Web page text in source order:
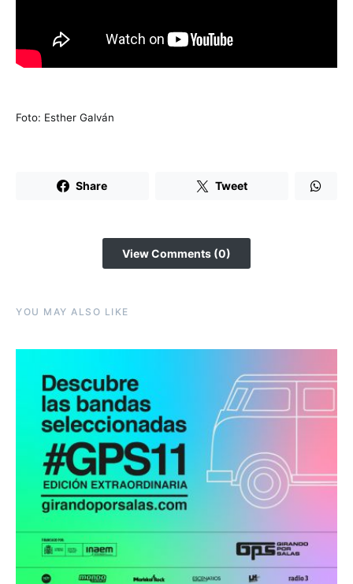
Foto: Esther Galván
Share Tweet
View Comments (0)
YOU MAY ALSO LIKE